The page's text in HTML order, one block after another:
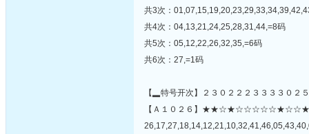
共3次：
共4次：04,13,21,24,25,28,31,44,=8码
共5次：05,12,22,26,32,35,=6码
共6次：27,=1码
【▂特号开次】２３０２２２３３３３０２
【Ａ１０２６】